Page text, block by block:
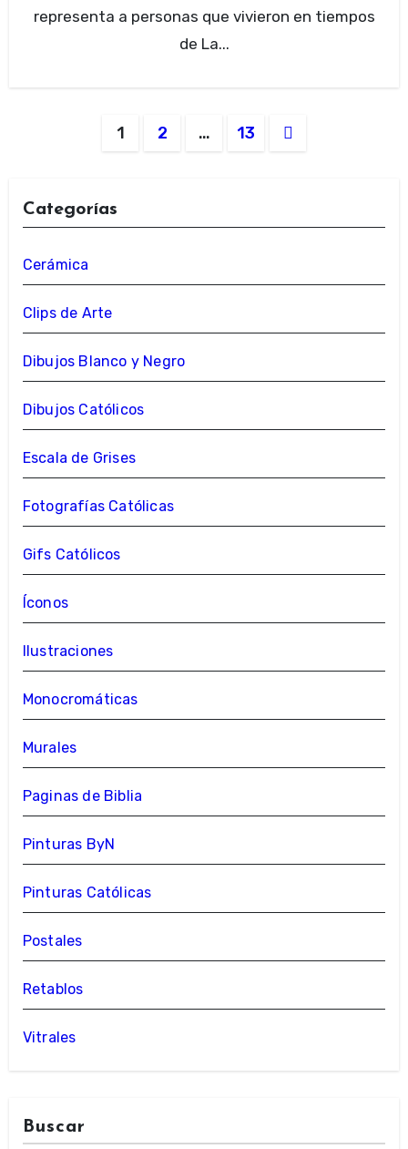
representa a personas que vivieron en tiempos
de La...
Navegación
entradas
1 2 … 13
Categorías
Cerámica
Clips de Arte
Dibujos Blanco y Negro
Dibujos Católicos
Escala de Grises
Fotografías Católicas
Gifs Católicos
Íconos
Ilustraciones
Monocromáticas
Murales
Paginas de Biblia
Pinturas ByN
Pinturas Católicas
Postales
Retablos
Vitrales
Buscar